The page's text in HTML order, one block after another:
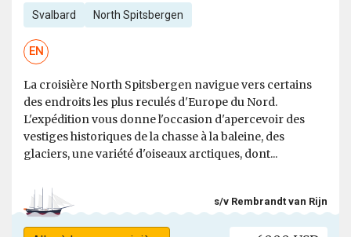
Svalbard North Spitsbergen
EN
La croisière North Spitsbergen navigue vers certains
des endroits les plus reculés d'Europe du Nord.
L'expédition vous donne l'occasion d'apercevoir des
vestiges historiques de la chasse à la baleine, des
glaciers, une variété d'oiseaux arctiques, dont...
s/v Rembrandt van Rijn